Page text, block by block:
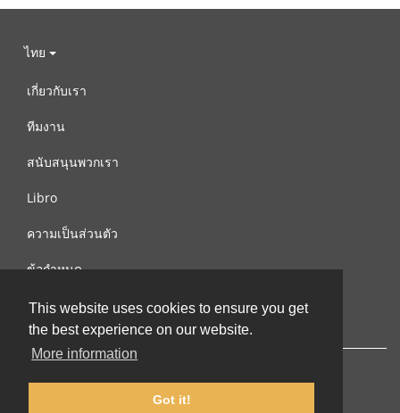
This website uses cookies to ensure you get
the best experience on our website.
More information
Got it!
ไทย
เกี่ยวกับเรา
ทีมงาน
สนับสนุนพวกเรา
Libro
ความเป็นส่วนตัว
ข้อกำหนด
ติดต่อเรา